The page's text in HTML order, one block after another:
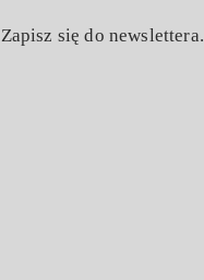
Zapisz się do newslettera.